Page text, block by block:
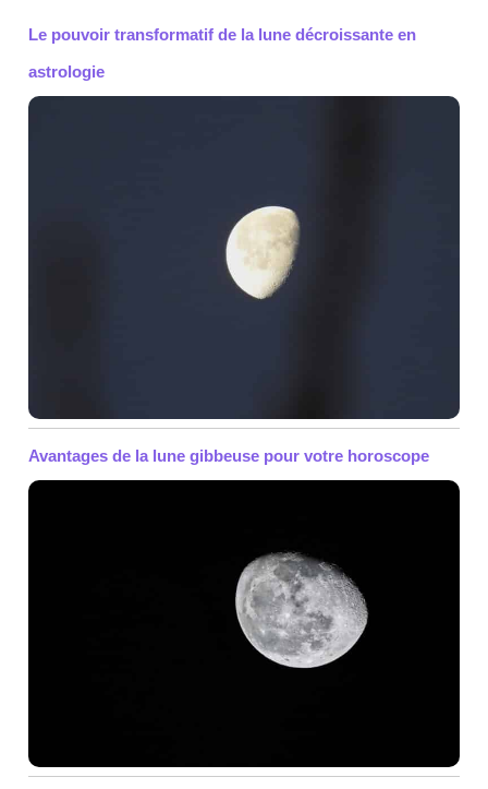
Le pouvoir transformatif de la lune décroissante en
astrologie
Avantages de la lune gibbeuse pour votre horoscope